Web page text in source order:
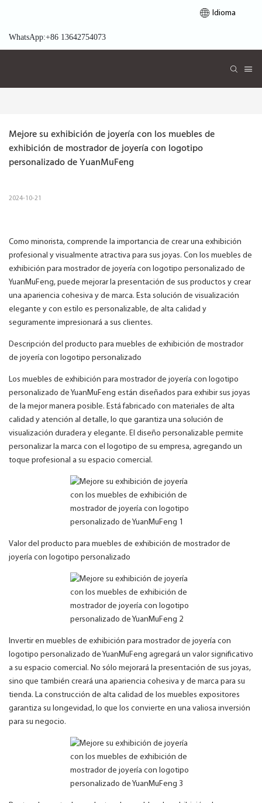
Idioma
WhatsApp:+86 13642754073
Mejore su exhibición de joyería con los muebles de
exhibición de mostrador de joyería con logotipo
personalizado de YuanMuFeng
2024-10-21
Como minorista, comprende la importancia de crear una exhibición
profesional y visualmente atractiva para sus joyas. Con los muebles de
exhibición para mostrador de joyería con logotipo personalizado de
YuanMuFeng, puede mejorar la presentación de sus productos y crear
una apariencia cohesiva y de marca. Esta solución de visualización
elegante y con estilo es personalizable, de alta calidad y
seguramente impresionará a sus clientes.
Descripción del producto para muebles de exhibición de mostrador
de joyería con logotipo personalizado
Los muebles de exhibición para mostrador de joyería con logotipo
personalizado de YuanMuFeng están diseñados para exhibir sus joyas
de la mejor manera posible. Está fabricado con materiales de alta
calidad y atención al detalle, lo que garantiza una solución de
visualización duradera y elegante. El diseño personalizable permite
personalizar la marca con el logotipo de su empresa, agregando un
toque profesional a su espacio comercial.
Valor del producto para muebles de exhibición de mostrador de
joyería con logotipo personalizado
Invertir en muebles de exhibición para mostrador de joyería con
logotipo personalizado de YuanMuFeng agregará un valor significativo
a su espacio comercial. No sólo mejorará la presentación de sus joyas,
sino que también creará una apariencia cohesiva y de marca para su
tienda. La construcción de alta calidad de los muebles expositores
garantiza su longevidad, lo que los convierte en una valiosa inversión
para su negocio.